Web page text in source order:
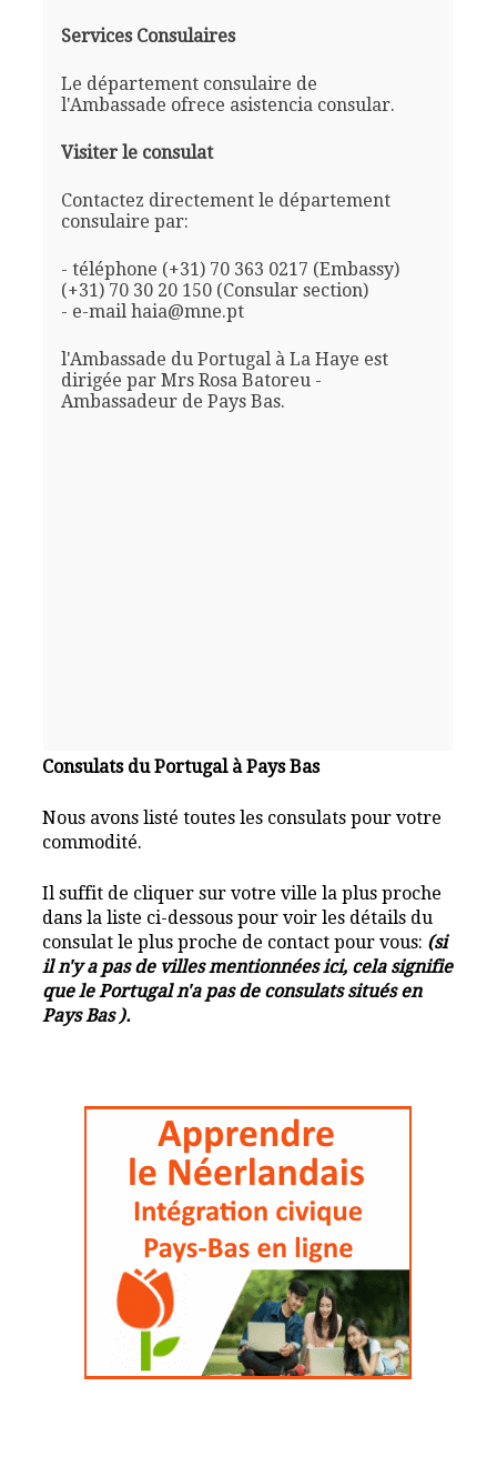
Services Consulaires
Le département consulaire de
l'Ambassade ofrece asistencia consular.
Visiter le consulat
Contactez directement le département
consulaire par:
- téléphone (+31) 70 363 0217 (Embassy)
(+31) 70 30 20 150 (Consular section)
- e-mail haia@mne.pt
l'Ambassade du Portugal à La Haye est
dirigée par Mrs Rosa Batoreu -
Ambassadeur de Pays Bas.
Consulats du Portugal à Pays Bas
Nous avons listé toutes les consulats pour votre
commodité.
Il suffit de cliquer sur votre ville la plus proche
dans la liste ci-dessous pour voir les détails du
consulat le plus proche de contact pour vous: (si
il n'y a pas de villes mentionnées ici, cela signifie
que le Portugal n'a pas de consulats situés en
Pays Bas ).